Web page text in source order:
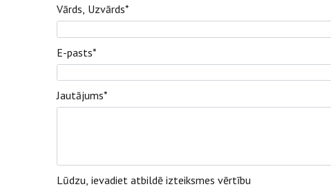
Vārds, Uzvārds*
E-pasts*
Jautājums*
Lūdzu, ievadiet atbildē izteiksmes vērtību